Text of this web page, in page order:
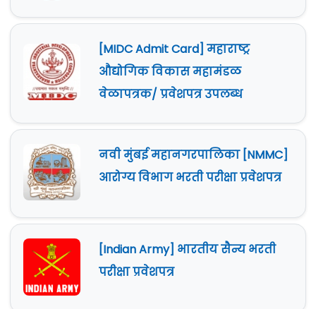
[MIDC Admit Card] महाराष्ट्र
औद्योगिक विकास महामंडळ
वेळापत्रक/ प्रवेशपत्र उपलब्ध
नवी मुंबई महानगरपालिका [NMMC]
आरोग्य विभाग भरती परीक्षा प्रवेशपत्र
[Indian Army] भारतीय सैन्य भरती
परीक्षा प्रवेशपत्र